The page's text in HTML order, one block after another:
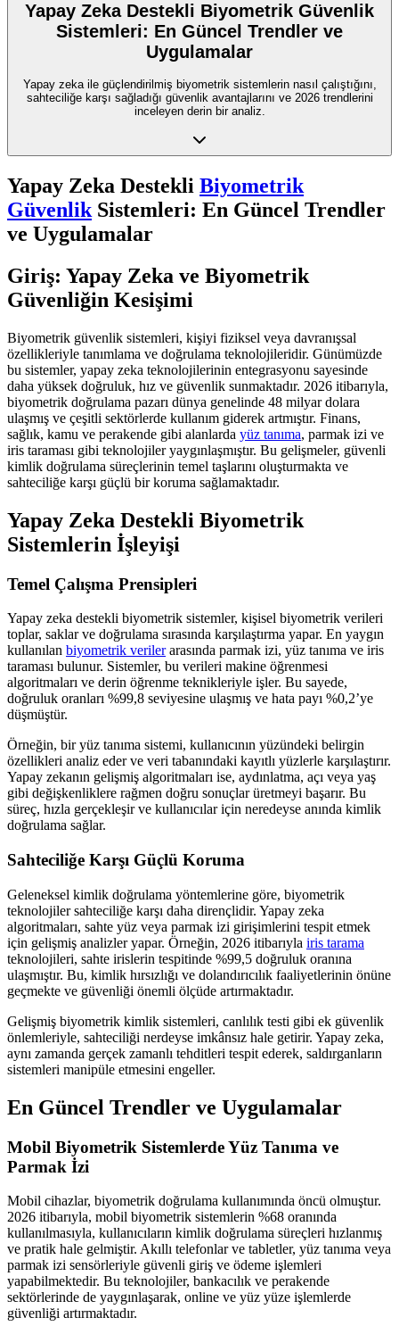
Yapay Zeka Destekli Biyometrik Güvenlik
Sistemleri: En Güncel Trendler ve
Uygulamalar
Yapay zeka ile güçlendirilmiş biyometrik sistemlerin nasıl çalıştığını,
sahteciliğe karşı sağladığı güvenlik avantajlarını ve 2026 trendlerini
inceleyen derin bir analiz.
Yapay Zeka Destekli Biyometrik
Güvenlik Sistemleri: En Güncel Trendler
ve Uygulamalar
Giriş: Yapay Zeka ve Biyometrik
Güvenliğin Kesişimi
Biyometrik güvenlik sistemleri, kişiyi fiziksel veya davranışsal
özellikleriyle tanımlama ve doğrulama teknolojileridir. Günümüzde
bu sistemler, yapay zeka teknolojilerinin entegrasyonu sayesinde
daha yüksek doğruluk, hız ve güvenlik sunmaktadır. 2026 itibarıyla,
biyometrik doğrulama pazarı dünya genelinde 48 milyar dolara
ulaşmış ve çeşitli sektörlerde kullanım giderek artmıştır. Finans,
sağlık, kamu ve perakende gibi alanlarda yüz tanıma, parmak izi ve
iris taraması gibi teknolojiler yaygınlaşmıştır. Bu gelişmeler, güvenli
kimlik doğrulama süreçlerinin temel taşlarını oluşturmakta ve
sahteciliğe karşı güçlü bir koruma sağlamaktadır.
Yapay Zeka Destekli Biyometrik
Sistemlerin İşleyişi
Temel Çalışma Prensipleri
Yapay zeka destekli biyometrik sistemler, kişisel biyometrik verileri
toplar, saklar ve doğrulama sırasında karşılaştırma yapar. En yaygın
kullanılan biyometrik verilerarasında parmak izi, yüz tanıma ve iris
taraması bulunur. Sistemler, bu verileri makine öğrenmesi
algoritmaları ve derin öğrenme teknikleriyle işler. Bu sayede,
doğruluk oranları %99,8 seviyesine ulaşmış ve hata payı %0,2’ye
düşmüştür.
Örneğin, bir yüz tanıma sistemi, kullanıcının yüzündeki belirgin
özellikleri analiz eder ve veri tabanındaki kayıtlı yüzlerle karşılaştırır.
Yapay zekanın gelişmiş algoritmaları ise, aydınlatma, açı veya yaş
gibi değişkenliklere rağmen doğru sonuçlar üretmeyi başarır. Bu
süreç, hızla gerçekleşir ve kullanıcılar için neredeyse anında kimlik
doğrulama sağlar.
Sahteciliğe Karşı Güçlü Koruma
Geleneksel kimlik doğrulama yöntemlerine göre, biyometrik
teknolojiler sahteciliğe karşı daha dirençlidir. Yapay zeka
algoritmaları, sahte yüz veya parmak izi girişimlerini tespit etmek
için gelişmiş analizler yapar. Örneğin, 2026 itibarıyla iris tarama
teknolojileri, sahte irislerin tespitinde %99,5 doğruluk oranına
ulaşmıştır. Bu, kimlik hırsızlığı ve dolandırıcılık faaliyetlerinin önüne
geçmekte ve güvenliği önemli ölçüde artırmaktadır.
Gelişmiş biyometrik kimlik sistemleri, canlılık testi gibi ek güvenlik
önlemleriyle, sahteciliği nerdeyse imkânsız hale getirir. Yapay zeka,
aynı zamanda gerçek zamanlı tehditleri tespit ederek, saldırganların
sistemleri manipüle etmesini engeller.
En Güncel Trendler ve Uygulamalar
Mobil Biyometrik Sistemlerde Yüz Tanıma ve
Parmak İzi
Mobil cihazlar, biyometrik doğrulama kullanımında öncü olmuştur.
2026 itibarıyla, mobil biyometrik sistemlerin %68 oranında
kullanılmasıyla, kullanıcıların kimlik doğrulama süreçleri hızlanmış
ve pratik hale gelmiştir. Akıllı telefonlar ve tabletler, yüz tanıma veya
parmak izi sensörleriyle güvenli giriş ve ödeme işlemleri
yapabilmektedir. Bu teknolojiler, bankacılık ve perakende
sektörlerinde de yaygınlaşarak, online ve yüz yüze işlemlerde
güvenliği artırmaktadır.